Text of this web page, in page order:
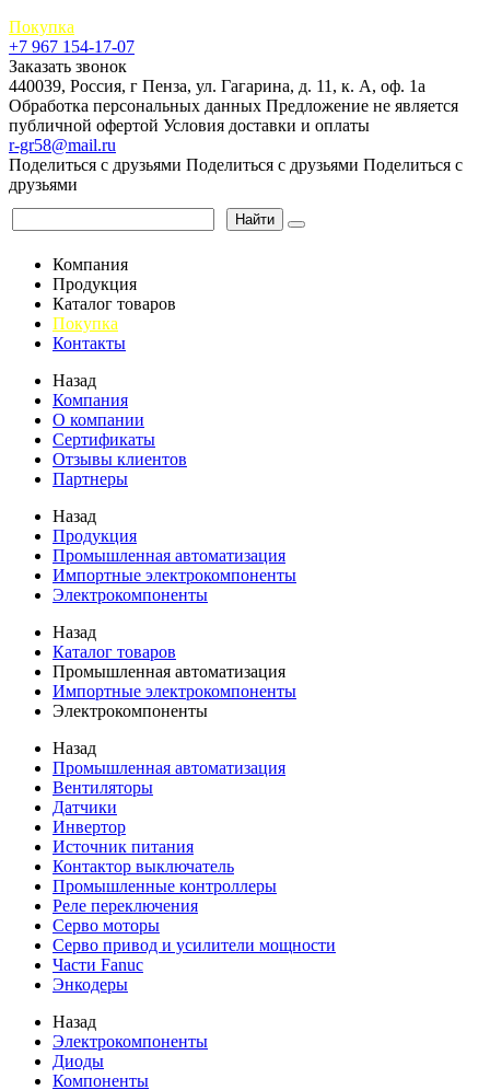
Покупка
+7 967 154-17-07
Заказать звонок
440039, Россия, г Пенза, ул. Гагарина, д. 11, к. А, оф. 1а
Обработка персональных данных Предложение не является
публичной офертой Условия доставки и оплаты
r-gr58@mail.ru
Поделиться с друзьями Поделиться с друзьями Поделиться с
друзьями
Найти
Компания
Продукция
Каталог товаров
Покупка
Контакты
Назад
Компания
О компании
Сертификаты
Отзывы клиентов
Партнеры
Назад
Продукция
Промышленная автоматизация
Импортные электрокомпоненты
Электрокомпоненты
Назад
Каталог товаров
Промышленная автоматизация
Импортные электрокомпоненты
Электрокомпоненты
Назад
Промышленная автоматизация
Вентиляторы
Датчики
Инвертор
Источник питания
Контактор выключатель
Промышленные контроллеры
Реле переключения
Серво моторы
Серво привод и усилители мощности
Части Fanuc
Энкодеры
Назад
Электрокомпоненты
Диоды
Компоненты